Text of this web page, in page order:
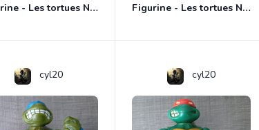
Figurine - Les tortues Ninja - Donatello Figurine - Les tortues Ninja - Raphael
cyl20 cyl20